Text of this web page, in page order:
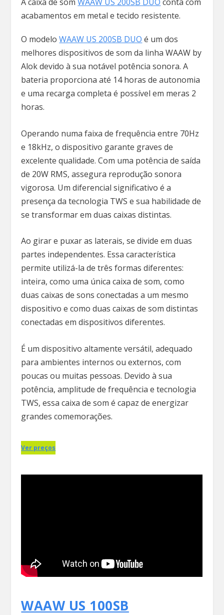
acabamentos em metal e tecido resistente.
O modeloWAAW US 200SB DUO é um dos
melhores dispositivos de som da linha WAAW by
Alok devido à sua notável potência sonora. A
bateria proporciona até 14 horas de autonomia
e uma recarga completa é possível em meras 2
horas.
Operando numa faixa de frequência entre 70Hz
e 18kHz, o dispositivo garante graves de
excelente qualidade. Com uma potência de saída
de 20W RMS, assegura reprodução sonora
vigorosa. Um diferencial significativo é a
presença da tecnologia TWS e sua habilidade de
se transformar em duas caixas distintas.
Ao girar e puxar as laterais, se divide em duas
partes independentes. Essa característica
permite utilizá-la de três formas diferentes:
inteira, como uma única caixa de som, como
duas caixas de sons conectadas a um mesmo
dispositivo e como duas caixas de som distintas
conectadas em dispositivos diferentes.
É um dispositivo altamente versátil, adequado
para ambientes internos ou externos, com
poucas ou muitas pessoas. Devido à sua
potência, amplitude de frequência e tecnologia
TWS, essa caixa de som é capaz de energizar
grandes comemorações.
Ver preços
WAAW US 100SB